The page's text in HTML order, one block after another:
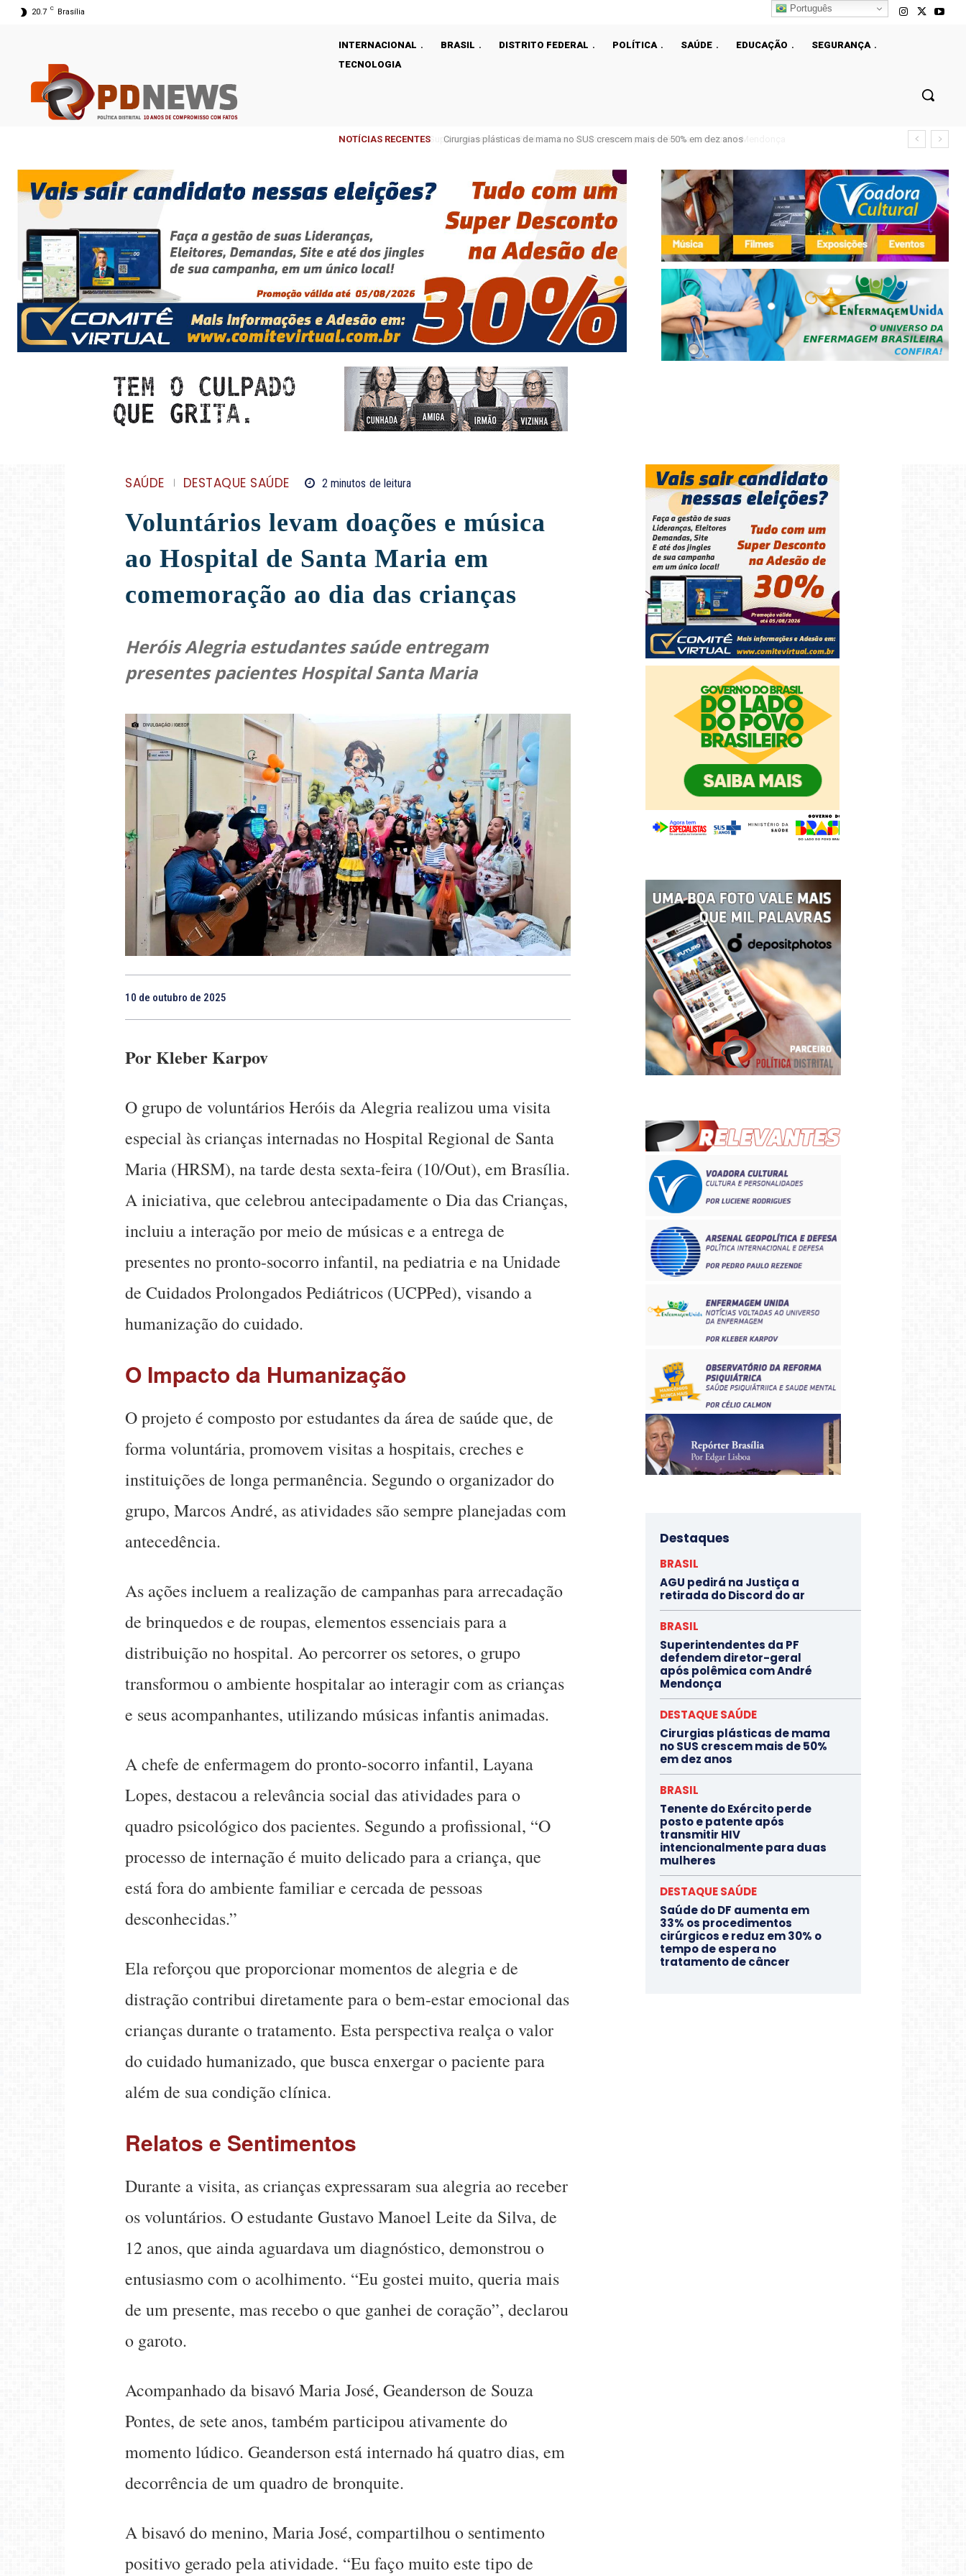
20.7 C Brasília
INTERNACIONAL BRASIL DISTRITO FEDERAL POLÍTICA SAÚDE EDUCAÇÃO
SEGURANÇA
TECNOLOGIA
NOTÍCIAS RECENTES Cirurgias plásticas de mama no SUS crescem mais de 50% em dez anos
SAÚDE DESTAQUE SAÚDE 2 minutos de leitura
Voluntários levam doações e música
ao Hospital de Santa Maria em
comemoração ao dia das crianças
Heróis Alegria estudantes saúde entregam
presentes pacientes Hospital Santa Maria
10 de outubro de 2025
Por Kleber Karpov
O grupo de voluntários Heróis da Alegria realizou uma visita
especial às crianças internadas no Hospital Regional de Santa
Maria (HRSM), na tarde desta sexta-feira (10/Out), em Brasília.
A iniciativa, que celebrou antecipadamente o Dia das Crianças,
incluiu a interação por meio de músicas e a entrega de
presentes no pronto-socorro infantil, na pediatria e na Unidade
de Cuidados Prolongados Pediátricos (UCPPed), visando a
humanização do cuidado.
O Impacto da Humanização
O projeto é composto por estudantes da área de saúde que, de
forma voluntária, promovem visitas a hospitais, creches e
instituições de longa permanência. Segundo o organizador do
grupo, Marcos André, as atividades são sempre planejadas com
antecedência.
As ações incluem a realização de campanhas para arrecadação
de brinquedos e de roupas, elementos essenciais para a
distribuição no hospital. Ao percorrer os setores, o grupo
transformou o ambiente hospitalar ao interagir com as crianças
e seus acompanhantes, utilizando músicas infantis animadas.
A chefe de enfermagem do pronto-socorro infantil, Layana
Lopes, destacou a relevância social das atividades para o
quadro psicológico dos pacientes. Segundo a profissional, “O
processo de internação é muito delicado para a criança, que
está fora do ambiente familiar e cercada de pessoas
desconhecidas.”
Ela reforçou que proporcionar momentos de alegria e de
distração contribui diretamente para o bem-estar emocional das
crianças durante o tratamento. Esta perspectiva realça o valor
do cuidado humanizado, que busca enxergar o paciente para
além de sua condição clínica.
Relatos e Sentimentos
Durante a visita, as crianças expressaram sua alegria ao receber
os voluntários. O estudante Gustavo Manoel Leite da Silva, de
12 anos, que ainda aguardava um diagnóstico, demonstrou o
entusiasmo com o acolhimento. “Eu gostei muito, queria mais
de um presente, mas recebo o que ganhei de coração”, declarou
o garoto.
Acompanhado da bisavó Maria José, Geanderson de Souza
Pontes, de sete anos, também participou ativamente do
momento lúdico. Geanderson está internado há quatro dias, em
decorrência de um quadro de bronquite.
A bisavó do menino, Maria José, compartilhou o sentimento
positivo gerado pela atividade. “Eu faço muito este tipo de
Destaques
BRASIL
AGU pedirá na Justiça a
retirada do Discord do ar
BRASIL
Superintendentes da PF
defendem diretor-geral
após polêmica com André
Mendonça
DESTAQUE SAÚDE
Cirurgias plásticas de mama
no SUS crescem mais de 50%
em dez anos
BRASIL
Tenente do Exército perde
posto e patente após
transmitir HIV
intencionalmente para duas
mulheres
DESTAQUE SAÚDE
Saúde do DF aumenta em
33% os procedimentos
cirúrgicos e reduz em 30% o
tempo de espera no
tratamento de câncer
Português